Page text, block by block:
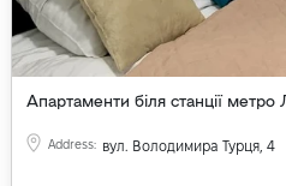
Апартаменти біля станції метро
Address: вул. Володимира Турця, 4